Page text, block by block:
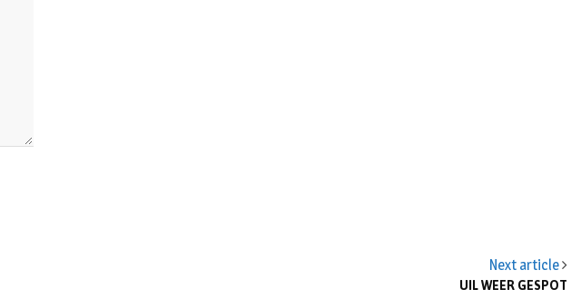
Next article
UIL WEER GESPOT